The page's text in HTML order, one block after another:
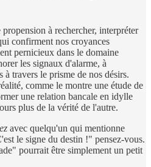
à rechercher, interpréter
confirment nos croyances
pernicieux dans le domaine
les signaux d'alarme, à
à travers le prisme de nos désirs.
comme le montre une étude de
une relation bancale en idylle
plus de la vérité de l'autre.
avec quelqu'un qui mentionne
le signe du destin !" pensez-vous.
pourrait être simplement un petit